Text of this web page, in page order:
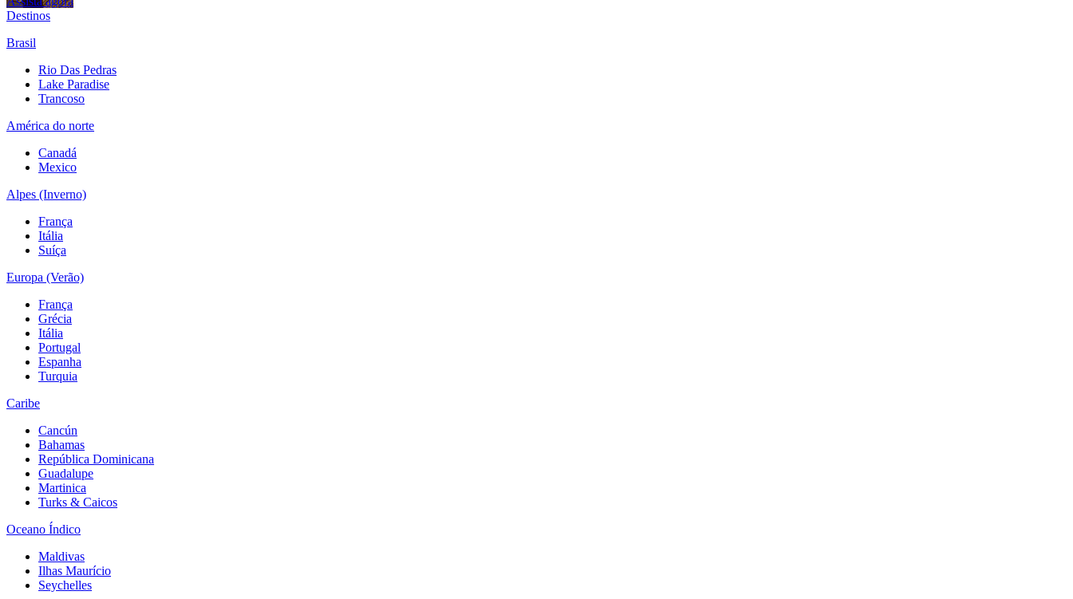
Destinos
Brasil
Rio Das Pedras
Lake Paradise
Trancoso
América do norte
Canadá
Mexico
Alpes (Inverno)
França
Itália
Suíça
Europa (Verão)
França
Grécia
Itália
Portugal
Espanha
Turquia
Caribe
Cancún
Bahamas
República Dominicana
Guadalupe
Martinica
Turks & Caicos
Oceano Índico
Maldivas
Ilhas Maurício
Seychelles